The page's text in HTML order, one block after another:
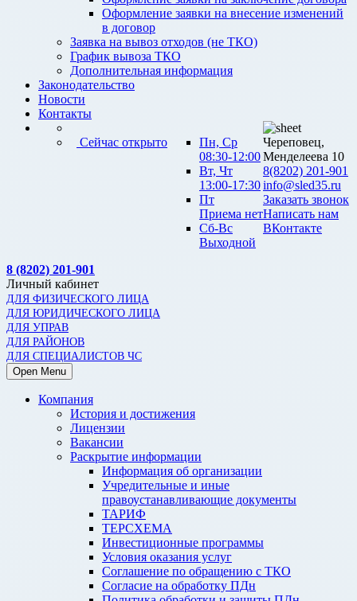
Оформление заявки на внесение изменений
в договор
Заявка на вывоз отходов (не ТКО)
График вывоза ТКО
Дополнительная информация
Законодательство
Новости
Контакты
Сейчас открыто
Пн, Ср
08:30-12:00
Вт, Чт
13:00-17:30
Пт
Приема нет
Сб-Вс
Выходной
Череповец,
Менделеева 10
8(8202) 201-901
info@sled35.ru
Заказать звонок
Написать нам
ВКонтакте
8 (8202) 201-901
Личный кабинет
ДЛЯ ФИЗИЧЕСКОГО ЛИЦА
ДЛЯ ЮРИДИЧЕСКОГО ЛИЦА
ДЛЯ УПРАВ
ДЛЯ РАЙОНОВ
ДЛЯ СПЕЦИАЛИСТОВ ЧС
Open Menu
Компания
История и достижения
Лицензии
Вакансии
Раскрытие информации
Информация об организации
Учредительные и иные
правоустанавливающие документы
ТАРИФ
ТЕРСХЕМА
Инвестиционные программы
Условия оказания услуг
Соглашение по обращению с ТКО
Согласие на обработку ПДн